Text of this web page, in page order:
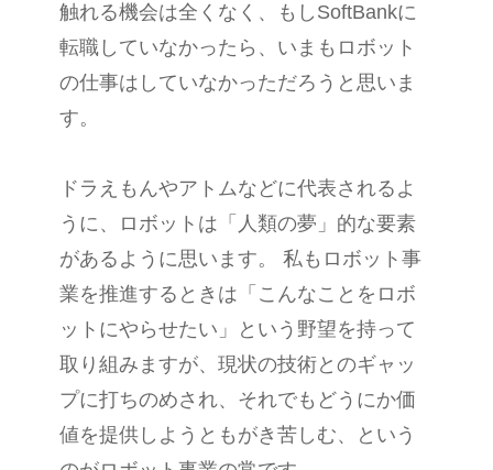
触れる機会は全くなく、もしSoftBankに
転職していなかったら、いまもロボット
の仕事はしていなかっただろうと思いま
す。
ドラえもんやアトムなどに代表されるよ
うに、ロボットは「人類の夢」的な要素
があるように思います。 私もロボット事
業を推進するときは「こんなことをロボ
ットにやらせたい」という野望を持って
取り組みますが、現状の技術とのギャッ
プに打ちのめされ、それでもどうにか価
値を提供しようともがき苦しむ、という